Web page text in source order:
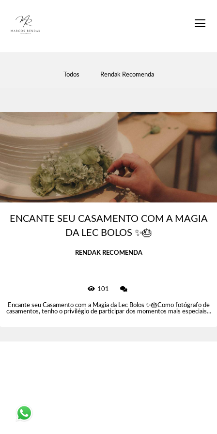
Todos Rendak Recomenda
ENCANTE SEU CASAMENTO COM A MAGIA
DA LEC BOLOS ✨🎂
RENDAK RECOMENDA
101
Encante seu Casamento com a Magia da Lec Bolos ✨🎂Como fotógrafo de
casamentos, tenho o privilégio de participar dos momentos mais especiais...